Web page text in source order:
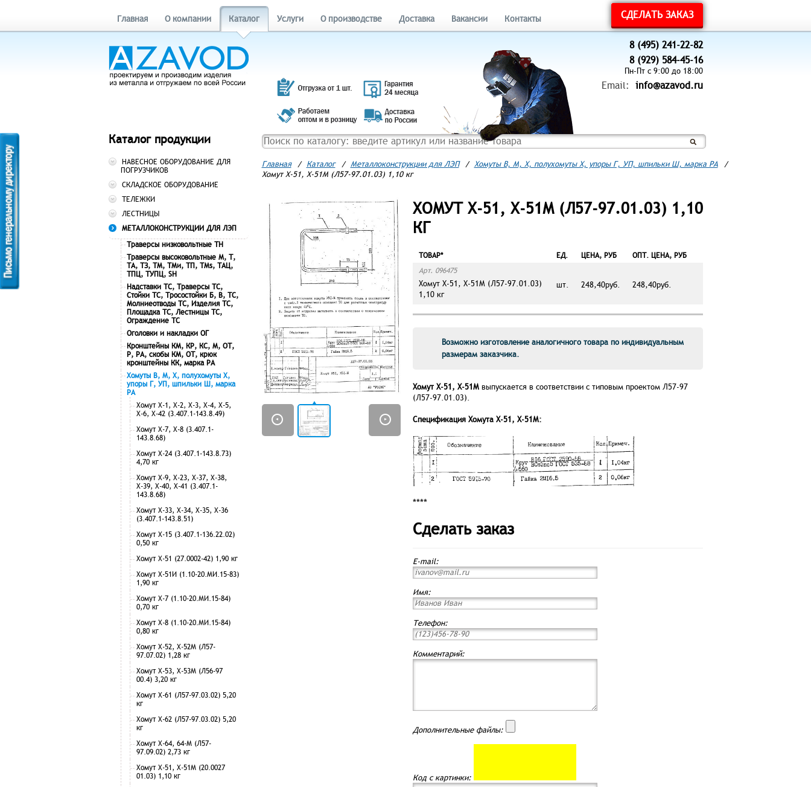
СДЕЛАТЬ ЗАКАЗ
Главная О компании Каталог Услуги О производстве Доставка Вакансии Контакты
Каталог продукции
НАВЕСНОЕ ОБОРУДОВАНИЕ ДЛЯ
ПОГРУЗЧИКОВ
СКЛАДСКОЕ ОБОРУДОВАНИЕ
ТЕЛЕЖКИ
ЛЕСТНИЦЫ
МЕТАЛЛОКОНСТРУКЦИИ ДЛЯ ЛЭП
Траверсы низковольтные ТН
Траверсы высоковольтные М, Т,
ТА, ТЗ, ТМ, ТМи, ТП, ТМs, ТАЦ,
ТПЦ, ТУПЦ, SH
Надставки ТС, Траверсы ТС,
Стойки ТС, Тросостойки Б, В, ТС,
Молниеотводы ТС, Изделия ТС,
Площадка ТС, Лестницы ТС,
Ограждение ТС
Оголовки и накладки ОГ
Кронштейны КМ, КР, КС, М, ОТ,
Р, РА, скобы КМ, ОТ, крюк
кронштейны КК, марка РА
Хомуты В, М, Х, полухомуты Х,
упоры Г, УП, шпильки Ш, марка
РА
Хомут Х-1, Х-2, Х-3, Х-4, Х-5,
Х-6, Х-42 (3.407.1-143.8.49)
Хомут Х-7, Х-8 (3.407.1-
143.8.68)
Хомут Х-24 (3.407.1-143.8.73)
4,70 кг
Хомут Х-9, Х-23, Х-37, Х-38,
Х-39, Х-40, Х-41 (3.407.1-
143.8.68)
Хомут Х-33, Х-34, Х-35, Х-36
(3.407.1-143.8.51)
Хомут Х-15 (3.407.1-136.22.02)
0,50 кг
Хомут Х-51 (27.0002-42) 1,90 кг
Хомут Х-51И (1.10-20.МИ.15-83)
1,90 кг
Хомут Х-7 (1.10-20.МИ.15-84)
0,70 кг
Хомут Х-8 (1.10-20.МИ.15-84)
0,80 кг
Хомут Х-52, Х-52М (Л57-
97.07.02) 1,28 кг
Хомут Х-53, Х-53М (Л56-97
00.4) 3,20 кг
Хомут Х-61 (Л57-97.03.02) 5,20
кг
Хомут Х-62 (Л57-97.03.02) 5,20
кг
Хомут Х-64, 64-М (Л57-
97.09.02) 2,73 кг
Хомут Х-51, Х-51М (20.0027
01.03) 1,10 кг
8 (495) 241-22-82
8 (929) 584-45-16
Пн-Пт с 9:00 до 18:00
Email: info@azavod.ru
Главная / Каталог / Металлоконструкции для ЛЭП / Хомуты В, М, Х, полухомуты Х, упоры Г, УП, шпильки Ш, марка РА /
Хомут Х-51, Х-51М (Л57-97.01.03) 1,10 кг
ХОМУТ Х-51, Х-51М (Л57-97.01.03) 1,10
КГ
ТОВАР* ЕД. ЦЕНА, РУБ
ОПТ. ЦЕНА, РУБ
Арт. 096475
Хомут Х-51, Х-51М (Л57-97.01.03)
1,10 кг
шт. 248,40руб. 248,40руб.
Возможно изготовление аналогичного товара по индивидуальным
размерам заказчика.
Хомут Х-51, Х-51М выпускается в соответствии с типовым проектом Л57-97
(Л57-97.01.03).
Спецификация Хомута Х-51, Х-51М:
****
Сделать заказ
E-mail:
Имя:
Телефон:
Комментарий:
Дополнительные файлы:
Код с картинки: